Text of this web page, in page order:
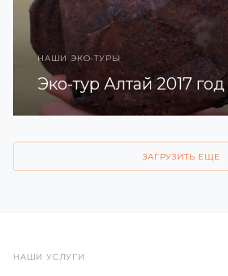
НАШИ ЭКО-ТУРЫ
Эко-тур Алтай 2017 год
ЗАГРУЗИТЬ ЕЩЕ
НАШИ УСЛУГИ